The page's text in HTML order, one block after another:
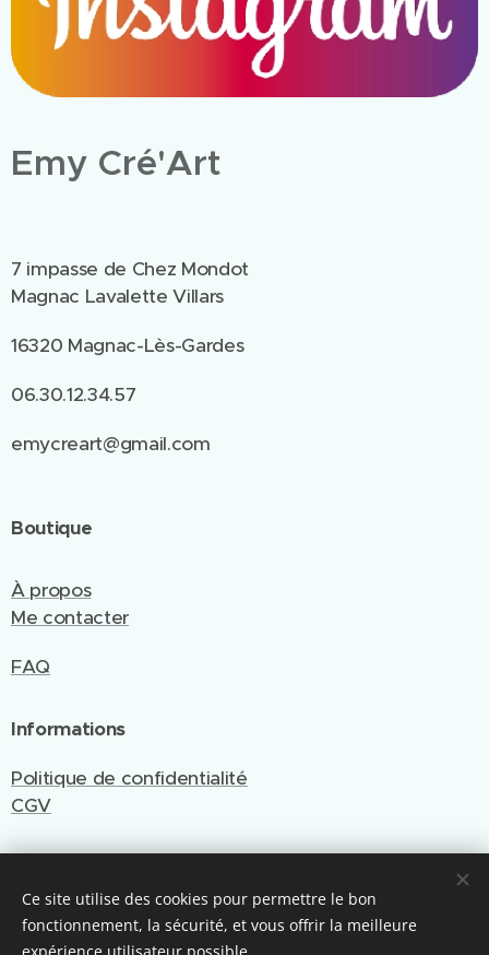
Emy Cré'Art
7 impasse de Chez Mondot
Magnac Lavalette Villars
16320 Magnac-Lès-Gardes
06.30.12.34.57
emycreart@gmail.com
Boutique
À propos
Me contacter
FAQ
Informations
Politique de confidentialité
CGV
Site créé et géré par Emy Cré'Art
Optimisé par Webnode
Cookies
Ce site utilise des cookies pour permettre le bon
fonctionnement, la sécurité, et vous offrir la meilleure